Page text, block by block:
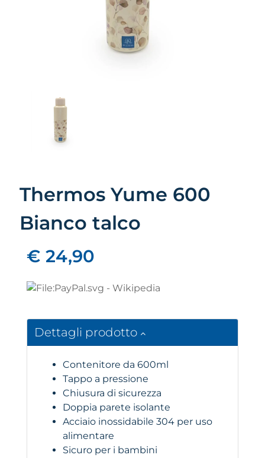
Thermos Yume 600
Bianco talco
€ 24,90
Dettagli prodotto
Contenitore da 600ml
Tappo a pressione
Chiusura di sicurezza
Doppia parete isolante
Acciaio inossidabile 304 per uso
alimentare
Sicuro per i bambini